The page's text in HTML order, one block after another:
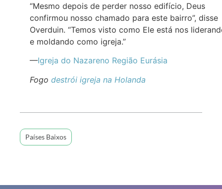
“Mesmo depois de perder nosso edifício, Deus
confirmou nosso chamado para este bairro”, disse
Overduin. “Temos visto como Ele está nos
e moldando como igreja.”
—Igreja do Nazareno Região Eurásia
Fogo destrói igreja na Holanda
Países Baixos